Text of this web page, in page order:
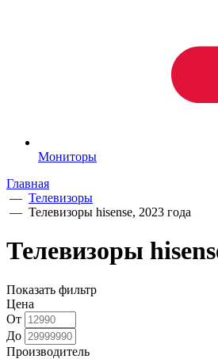
Мониторы
Главная
— Телевизоры
— Телевизоры hisense, 2023 года
Телевизоры
Показать фильтр
Цена
От
До
Производитель